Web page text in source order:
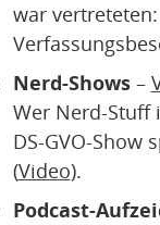
war
Nerd-Shows–
Wer Nerd-Stuff
DS-GVO-Show
(Video).
Podcast-